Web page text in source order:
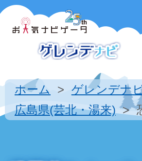
ホーム ゲレンデナ
広島県(芸北・湯来)